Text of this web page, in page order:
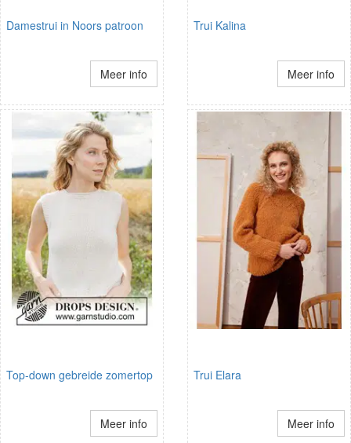
Damestrui in Noors patroon
Meer info
Trui Kalina
Meer info
Top-down gebreide zomertop
Meer info
Trui Elara
Meer info